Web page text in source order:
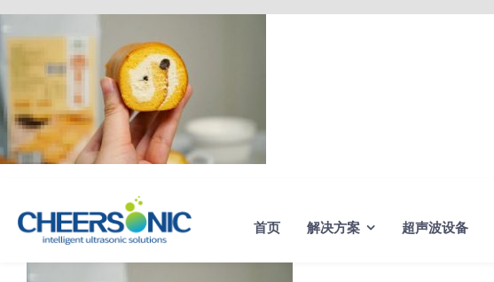
Skip
to
content
首页 解决方案 超声波设备